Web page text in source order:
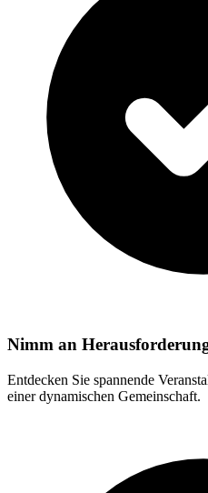
Nimm an
Entdecken Sie spannende
einer dynamischen Gemeinschaft.